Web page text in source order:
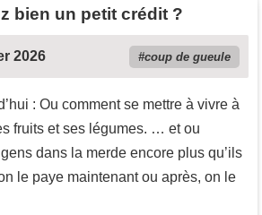
bien un petit crédit ?
2026 coup de gueule
: Ou comment se mettre à vivre à
fruits et ses légumes. … et ou
dans la merde encore plus qu’ils
le paye maintenant ou après, on le